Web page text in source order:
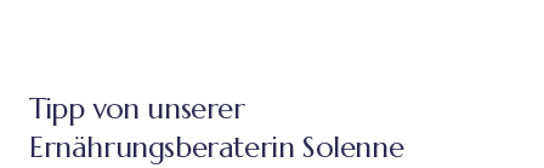
Tipp von unserer
Ernährungsberaterin Solenne